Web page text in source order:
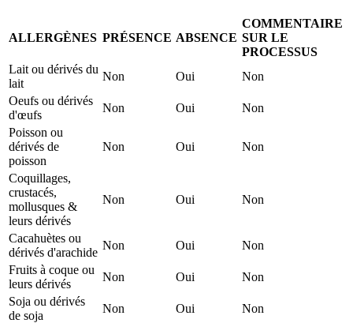
ALLERGÈNES PRÉSENCE ABSENCE
COMMENTAIRE
SUR LE
PROCESSUS
Lait ou dérivés du
lait
Non Oui
Non
Oeufs ou dérivés
d'œufs
Non Oui
Non
Poisson ou
dérivés de
poisson
Non Oui Non
Coquillages,
crustacés,
mollusques &
leurs dérivés
Non Oui Non
Cacahuètes ou
dérivés d'arachide
Non Oui
Non
Fruits à coque ou
leurs dérivés
Non Oui
Non
Soja ou dérivés
de soja
Non Oui
Non